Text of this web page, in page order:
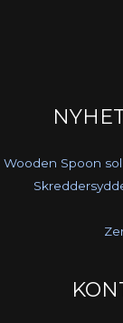
Wooden Spoon